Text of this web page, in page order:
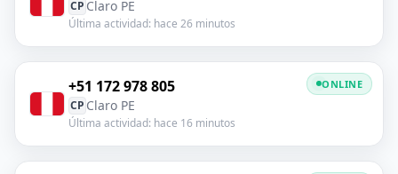
CP Claro PE
Última actividad: hace 26 minutos
+51 172 978 805
CP Claro PE
Última actividad: hace 16 minutos
ONLINE